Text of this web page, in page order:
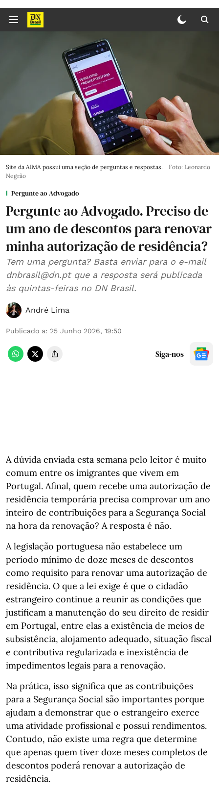
Site da AIMA possui uma seção de perguntas e respostas.
Foto: Leonardo
Negrão
Pergunte ao Advogado
Pergunte ao Advogado. Preciso de
um ano de descontos para renovar
minha autorização de residência?
Tem uma pergunta? Basta enviar para o e-mail
dnbrasil@dn.pt que a resposta será publicada
às quintas-feiras no DN Brasil.
André Lima
Publicado a: 25 Junho 2026, 19:50
Siga-nos
A dúvida enviada esta semana pelo leitor é muito
comum entre os imigrantes que vivem em
Portugal. Afinal, quem recebe uma autorização de
residência temporária precisa comprovar um ano
inteiro de contribuições para a Segurança Social
na hora da renovação? A resposta é não.
A legislação portuguesa não estabelece um
período mínimo de doze meses de descontos
como requisito para renovar uma autorização de
residência. O que a lei exige é que o cidadão
estrangeiro continue a reunir as condições que
justificam a manutenção do seu direito de residir
em Portugal, entre elas a existência de meios de
subsistência, alojamento adequado, situação fiscal
e contributiva regularizada e inexistência de
impedimentos legais para a renovação.
Na prática, isso significa que as contribuições
para a Segurança Social são importantes porque
ajudam a demonstrar que o estrangeiro exerce
uma atividade profissional e possui rendimentos.
Contudo, não existe uma regra que determine
que apenas quem tiver doze meses completos de
descontos poderá renovar a autorização de
residência.